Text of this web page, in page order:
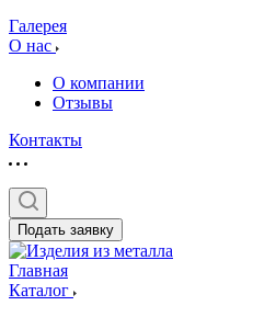
Галерея
О нас
О компании
Отзывы
Контакты
Подать заявку
Главная
Каталог